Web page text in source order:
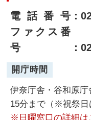
電話番号：
ファクス番
号
：
開庁時間
伊奈庁舎・谷和原
15分まで（※祝祭日
※日曜窓口の詳細は